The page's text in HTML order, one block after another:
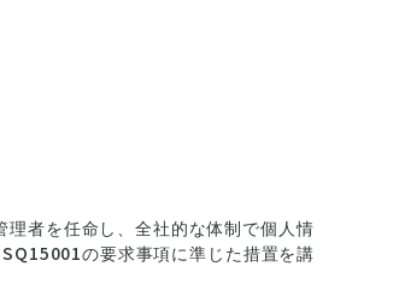
者を任命し、全社的な体制で個人情
の要求事項に準じた措置を講